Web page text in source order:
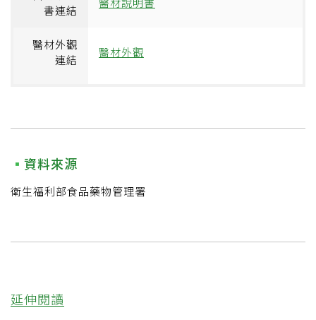
書連結
醫材外觀
連結
醫材外觀
資料來源
衛生福利部食品藥物管理署
延伸閱讀